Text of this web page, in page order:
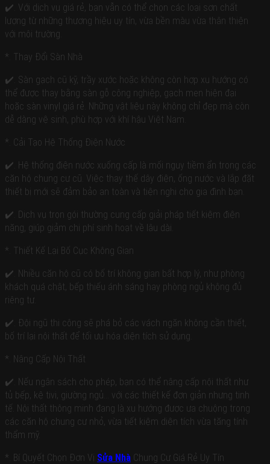
✔️. Với dịch vụ giá rẻ, bạn vẫn có thể chọn các loại sơn chất
lượng từ những thương hiệu uy tín, vừa bền màu vừa thân thiện
với môi trường.
*. Thay Đổi Sàn Nhà
✔️. Sàn gạch cũ kỹ, trầy xước hoặc không còn hợp xu hướng có
thể được thay bằng sàn gỗ công nghiệp, gạch men hiện đại
hoặc sàn vinyl giá rẻ. Những vật liệu này không chỉ đẹp mà còn
dễ dàng vệ sinh, phù hợp với khí hậu Việt Nam.
*. Cải Tạo Hệ Thống Điện Nước
✔️. Hệ thống điện nước xuống cấp là mối nguy tiềm ẩn trong các
căn hộ chung cư cũ. Việc thay thế dây điện, ống nước và lắp đặt
thiết bị mới sẽ đảm bảo an toàn và tiện nghi cho gia đình bạn.
✔️. Dịch vụ trọn gói thường cung cấp giải pháp tiết kiệm điện
năng, giúp giảm chi phí sinh hoạt về lâu dài.
*. Thiết Kế Lại Bố Cục Không Gian
✔️. Nhiều căn hộ cũ có bố trí không gian bất hợp lý, như phòng
khách quá chật, bếp thiếu ánh sáng hay phòng ngủ không đủ
riêng tư.
✔️. Đội ngũ thi công sẽ phá bỏ các vách ngăn không cần thiết,
bố trí lại nội thất để tối ưu hóa diện tích sử dụng.
*. Nâng Cấp Nội Thất
✔️. Nếu ngân sách cho phép, bạn có thể nâng cấp nội thất như
tủ bếp, kệ tivi, giường ngủ… với các thiết kế đơn giản nhưng tinh
tế. Nội thất thông minh đang là xu hướng được ưa chuộng trong
các căn hộ chung cư nhỏ, vừa tiết kiệm diện tích vừa tăng tính
thẩm mỹ.
*. Bí Quyết Chọn Đơn Vị Sửa Nhà Chung Cư Giá Rẻ Uy Tín